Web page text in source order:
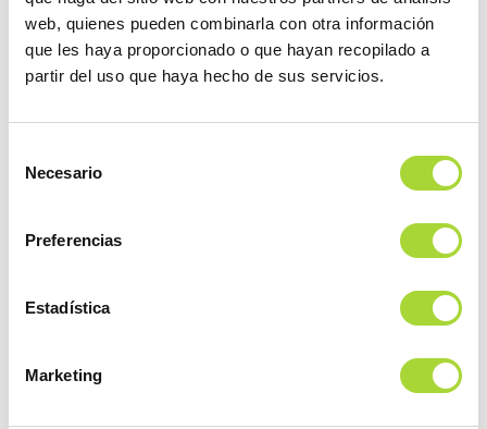
web, quienes pueden combinarla con otra información
que les haya proporcionado o que hayan recopilado a
partir del uso que haya hecho de sus servicios.
Necesario
Preferencias
Estadística
Marketing
Participación de BioSim en la Global
Biosimilars Week